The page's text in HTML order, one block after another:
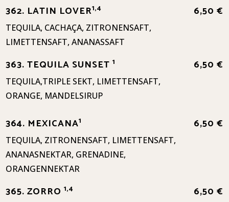
362. LATIN LOVER1,4
TEQUILA, CACHAÇA, ZITRONENSAFT,
LIMETTENSAFT, ANANASSAFT
6,50 €
363. TEQUILA SUNSET1
TEQUILA,TRIPLE SEKT, LIMETTENSAFT,
ORANGE, MANDELSIRUP
6,50 €
364. MEXICANA1
TEQUILA, ZITRONENSAFT, LIMETTENSAFT,
ANANASNEKTAR, GRENADINE,
ORANGENNEKTAR
6,50 €
365. ZORRO1,4
6,50 €